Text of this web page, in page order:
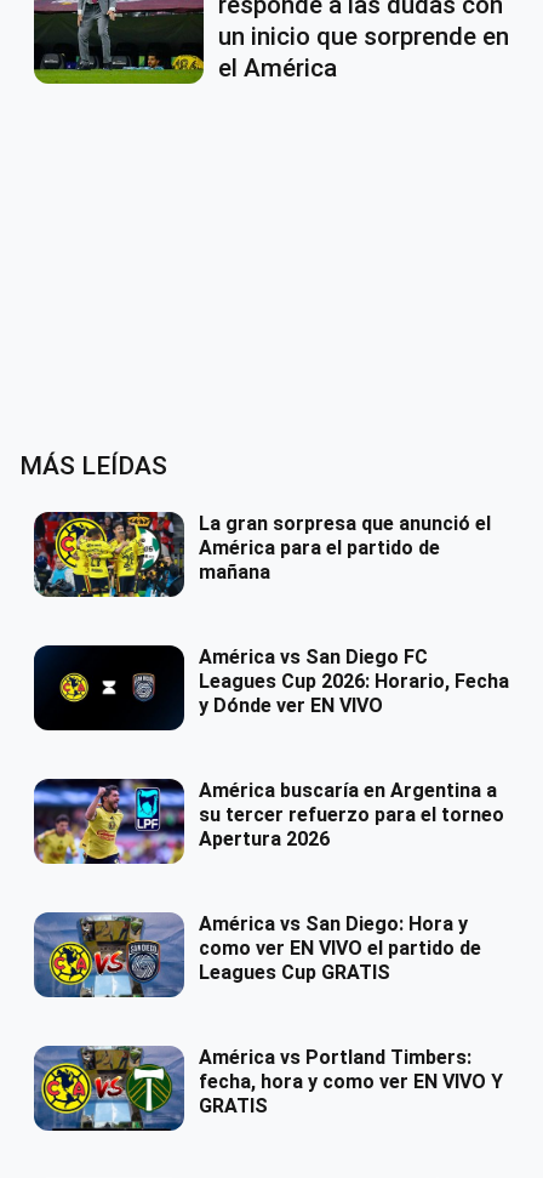
un inicio que sorprende en
el América
MÁS LEÍDAS
La gran sorpresa que anunció el
América para el partido de
mañana
América vs San Diego FC
Leagues Cup 2026: Horario, Fecha
y Dónde ver EN VIVO
América buscaría en Argentina a
su tercer refuerzo para el torneo
Apertura 2026
América vs San Diego: Hora y
como ver EN VIVO el partido de
Leagues Cup GRATIS
América vs Portland Timbers:
fecha, hora y como ver EN VIVO Y
GRATIS